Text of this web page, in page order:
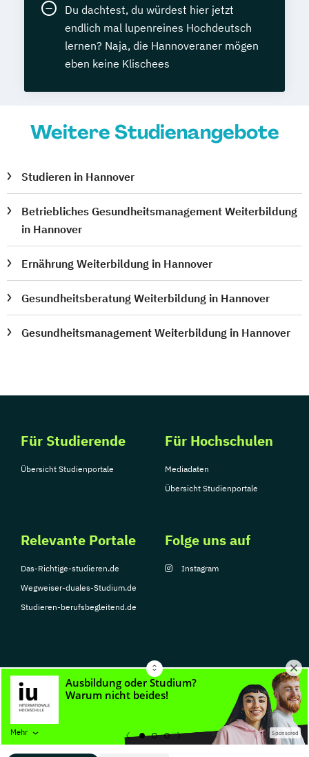
Mehr Sponsored
Du dachtest, du würdest hier jetzt
endlich mal lupenreines Hochdeutsch
lernen? Naja, die Hannoveraner mögen
eben keine Klischees
Weitere Studienangebote
Studieren in Hannover
Betriebliches Gesundheitsmanagement Weiterbildung
in Hannover
Ernährung Weiterbildung in Hannover
Gesundheitsberatung Weiterbildung in Hannover
Gesundheitsmanagement Weiterbildung in Hannover
Für Studierende
Übersicht Studienportale
Für Hochschulen
Mediadaten
Übersicht Studienportale
Relevante Portale
Das-Richtige-studieren.de
Wegweiser-duales-Studium.de
Studieren-berufsbegleitend.de
Folge uns auf
Instagram
© Copyright 2026, TarGroup Media GmbH
Nutzungsbedingungen